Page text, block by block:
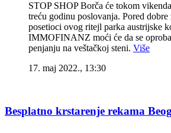
STOP SHOP Borča će tokom
treću godinu poslovanja. Pored dobre
posetioci ovog ritejl parka austrijske
IMMOFINANZ moći će da se
penjanju na veštačkoj steni. Više
17. maj 2022., 13:30
Besplatno krstarenje rekama